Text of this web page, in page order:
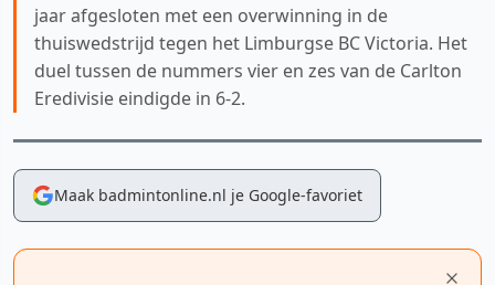
jaar afgesloten met een overwinning in de
thuiswedstrijd tegen het Limburgse BC Victoria. Het
duel tussen de nummers vier en zes van de Carlton
Eredivisie eindigde in 6-2.
Maak badmintonline.nl je Google-favoriet